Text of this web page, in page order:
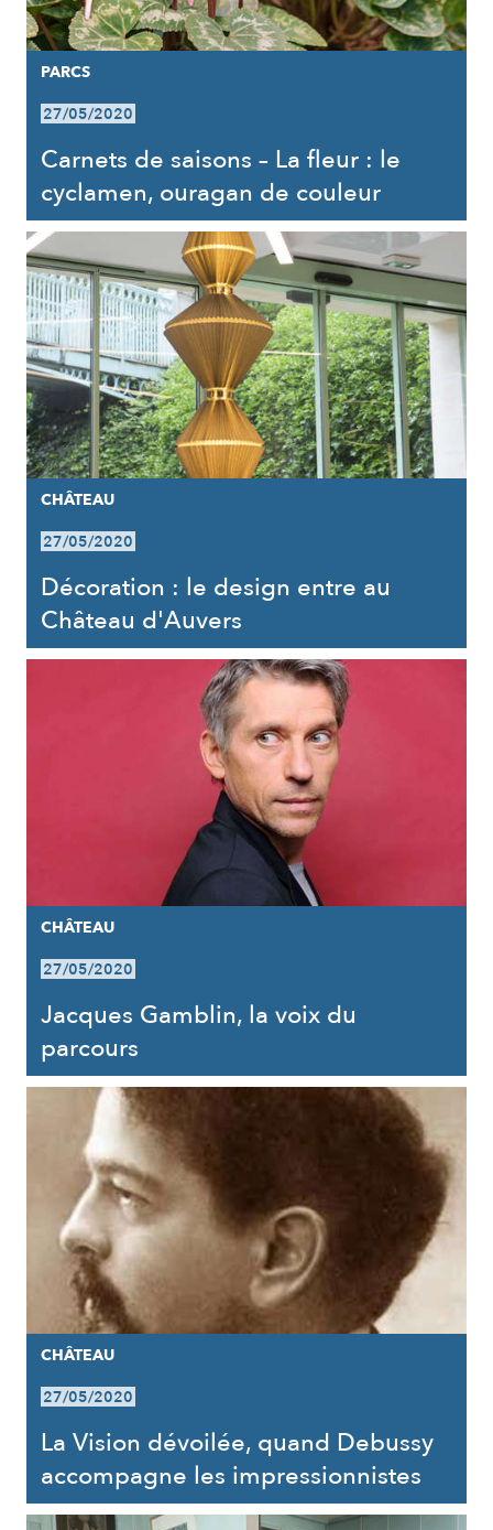
PARCS
27/05/2020
Carnets de saisons – La fleur : le
cyclamen, ouragan de couleur
CHÂTEAU
27/05/2020
Décoration : le design entre au
Château d'Auvers
CHÂTEAU
27/05/2020
Jacques Gamblin, la voix du
parcours
CHÂTEAU
27/05/2020
La Vision dévoilée, quand Debussy
accompagne les impressionnistes